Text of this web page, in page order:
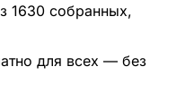
1630 собранных,
для всех — без